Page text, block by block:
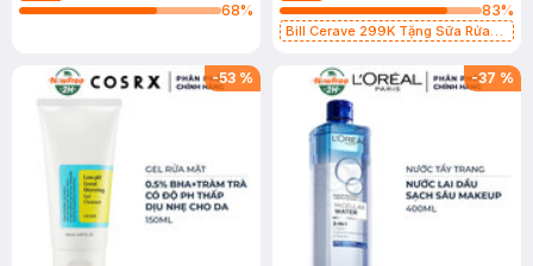
68%
83%
Bill Cerave 299K Tặng Sữa Rửa
-53 % -37 %